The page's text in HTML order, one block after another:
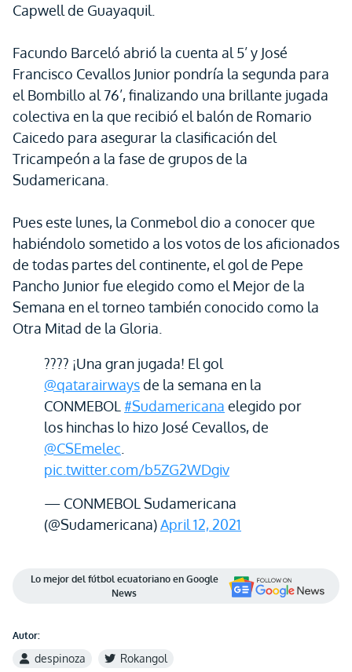
Capwell de Guayaquil.
Facundo Barceló abrió la cuenta al 5’ y José
Francisco Cevallos Junior pondría la segunda para
el Bombillo al 76’, finalizando una brillante jugada
colectiva en la que recibió el balón de Romario
Caicedo para asegurar la clasificación del
Tricampeón a la fase de grupos de la
Sudamericana.
Pues este lunes, la Conmebol dio a conocer que
habiéndolo sometido a los votos de los aficionados
de todas partes del continente, el gol de Pepe
Pancho Junior fue elegido como el Mejor de la
Semana en el torneo también conocido como la
Otra Mitad de la Gloria.
???? ¡Una gran jugada! El gol
@qatarairwaysde la semana en la
CONMEBOL #Sudamericana elegido por
los hinchas lo hizo José Cevallos, de
@CSEmelec
pic.twitter.com/b5ZG2WDgiv
— CONMEBOL Sudamericana
(@Sudamericana)April 12, 2021
Lo mejor del fútbol ecuatoriano en Google
News
Autor:
despinoza Rokangol